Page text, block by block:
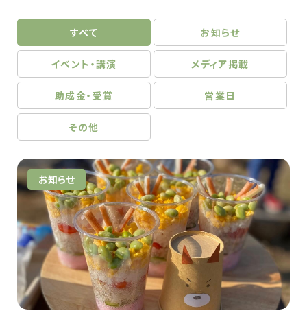
すべて お知らせ
イベント・講演 メディア掲載
助成金・受賞 営業日
その他
お知らせ